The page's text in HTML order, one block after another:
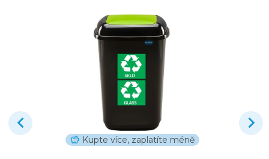
Kupte více, zaplatíte méně